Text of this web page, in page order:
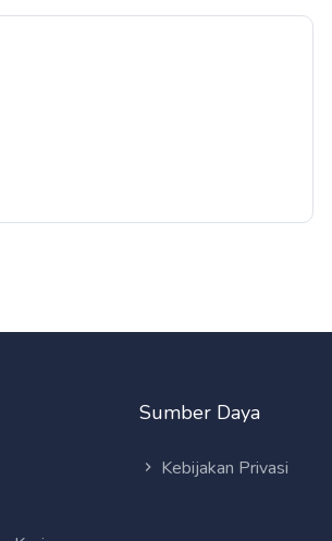
Sumber Daya
Kebijakan Privasi